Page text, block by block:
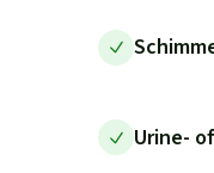
Urine-